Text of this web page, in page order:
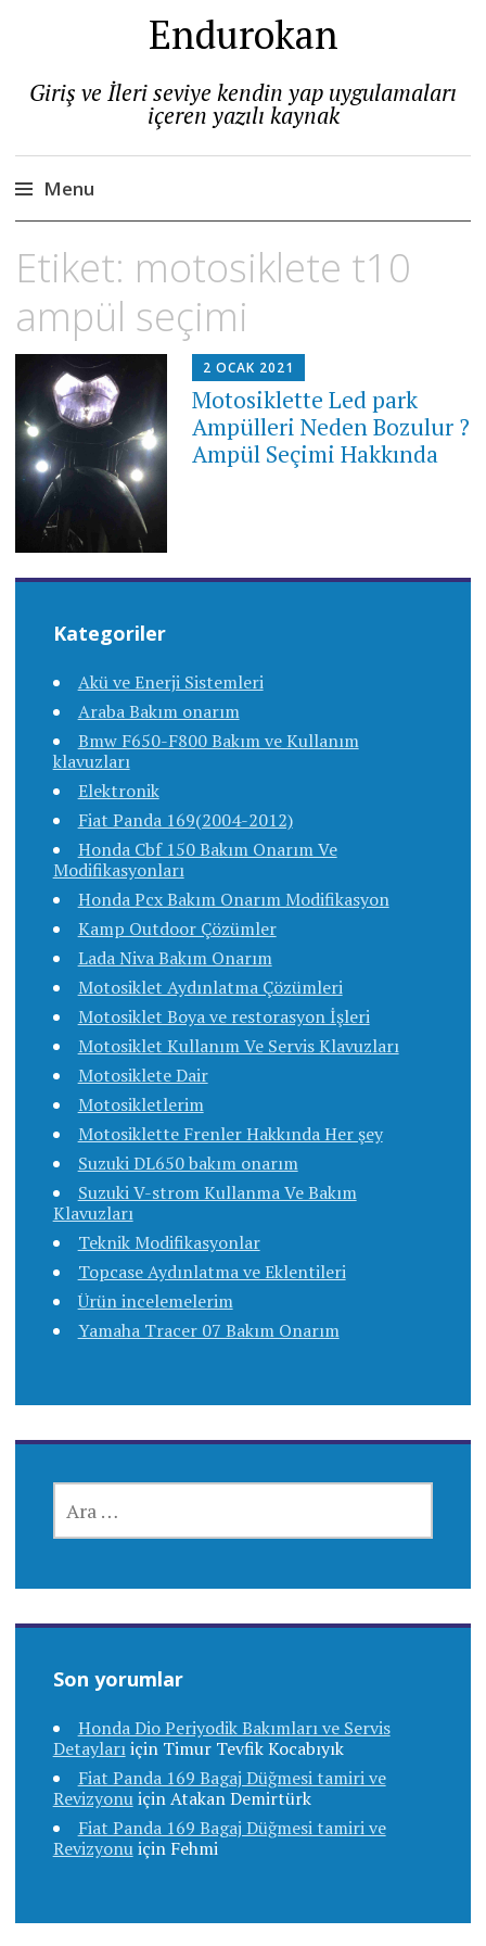
Endurokan
Giriş ve İleri seviye kendin yap uygulamaları
içeren yazılı kaynak
Menu
to
Etiket: motosiklete t10
ampül seçimi
2 OCAK 2021
Motosiklette Led park
Ampülleri Neden Bozulur ?
Ampül Seçimi Hakkında
Kategoriler
Akü ve Enerji Sistemleri
Araba Bakım onarım
Bmw F650-F800 Bakım ve Kullanım
klavuzları
Elektronik
Fiat Panda 169(2004-2012)
Honda Cbf 150 Bakım Onarım Ve
Modifikasyonları
Honda Pcx Bakım Onarım Modifikasyon
Kamp Outdoor Çözümler
Lada Niva Bakım Onarım
Motosiklet Aydınlatma Çözümleri
Motosiklet Boya ve restorasyon İşleri
Motosiklet Kullanım Ve Servis Klavuzları
Motosiklete Dair
Motosikletlerim
Motosiklette Frenler Hakkında Her şey
Suzuki DL650 bakım onarım
Suzuki V-strom Kullanma Ve Bakım
Klavuzları
Teknik Modifikasyonlar
Topcase Aydınlatma ve Eklentileri
Ürün incelemelerim
Yamaha Tracer 07 Bakım Onarım
Son yorumlar
Honda Dio Periyodik Bakımları ve Servis
Detaylarıiçin Timur Tevfik Kocabıyık
Fiat Panda 169 Bagaj Düğmesi tamiri ve
RevizyonuiçinAtakan Demirtürk
Fiat Panda 169 Bagaj Düğmesi tamiri ve
Revizyonuiçin Fehmi